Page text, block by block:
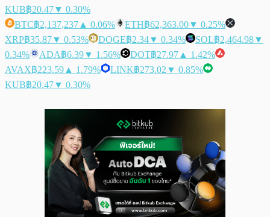
KUB฿20.47▼ 0.30%
BTC฿2,137,237 ▲ 0.06% ETH฿62,363.00▼ 0.25%
XRP฿35.87▼ 0.53% DOGE฿2.34▼ 0.34% SOL฿2,464.98▼
0.34%
ADA฿6.39▼ 1.56% DOT฿27.97 ▲ 1.42%
AVAX฿223.59 ▲ 1.79% LINK฿273.02 ▼ 0.85%
KUB฿20.47▼ 0.30%